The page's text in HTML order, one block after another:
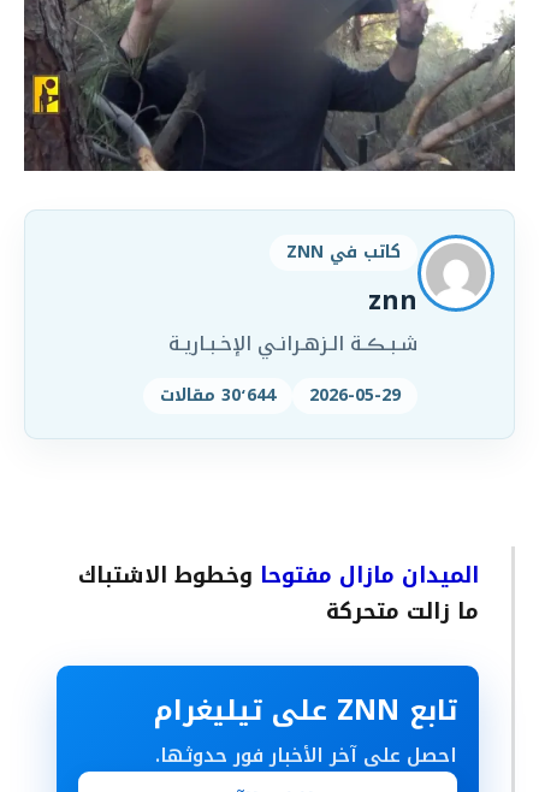
كاتب في ZNN
znn
شـبـڪـة الـزهـرانـي الإخـبـاريـة
2026-05-29 30٬644 مقالات
الميدان مازال مفتوحا وخطوط الاشتباك
ما زالت متحركة
تابع ZNN على تيليغرام
احصل على آخر الأخبار فور حدوثها.